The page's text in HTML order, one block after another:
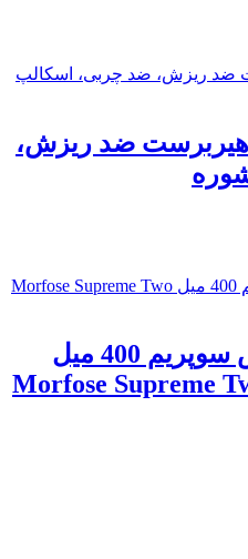
هیربرست ضد ریزش،
اسپری دو فاز مورفوس سوپریم 400 میل
Morfose Supreme